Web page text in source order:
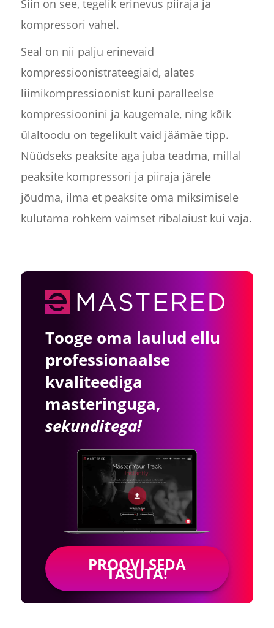
Siin on see, tegelik erinevus piiraja ja
kompressori vahel.
Seal on nii palju erinevaid
kompressioonistrateegiaid, alates
liimikompressioonist kuni paralleelse
kompressioonini ja kaugemale, ning kõik
ülaltoodu on tegelikult vaid jäämäe tipp.
Nüüdseks peaksite aga juba teadma, millal
peaksite kompressori ja piiraja järele
jõudma, ilma et peaksite oma miksimisele
kulutama rohkem vaimset ribalaiust kui vaja.
Tooge oma laulud ellu
professionaalse
kvaliteediga
masteringuga,
sekunditega!
PROOVI SEDA
TASUTA!